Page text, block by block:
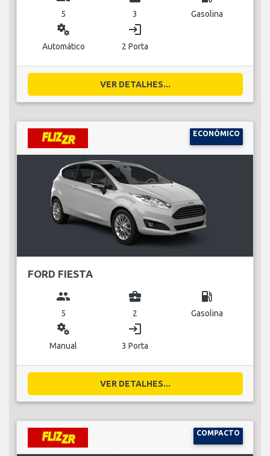
5 3 Gasolina
miscellaneous_services
Automático
login
2 Porta
VER DETALHES...
ECONÓMICO
FORD FIESTA
group
5
business_center
2
local_gas_station
Gasolina
miscellaneous_services
Manual
login
3 Porta
VER DETALHES...
COMPACTO